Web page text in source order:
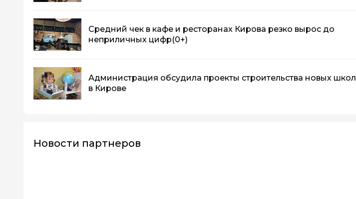
Средний чек в кафе и ресторанах Кирова резко вырос до
неприличных цифр(0+)
Администрация обсудила проекты строительства новых школ
в Кирове
Новости партнеров